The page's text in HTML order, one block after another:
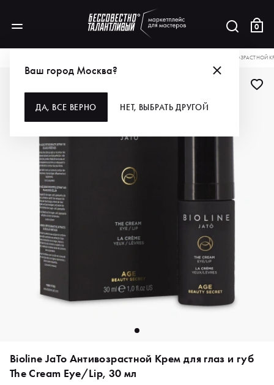
0
Ваш город Москва?
ДА, ВСЕ ВЕРНО НЕТ, ВЫБРАТЬ ДРУГОЙ
BIOLINE JATO АНТИВОЗРАСТНОЙ
Bioline JaTo Антивозрастной Крем для глаз и губ
The Cream Eye/Lip, 30 мл